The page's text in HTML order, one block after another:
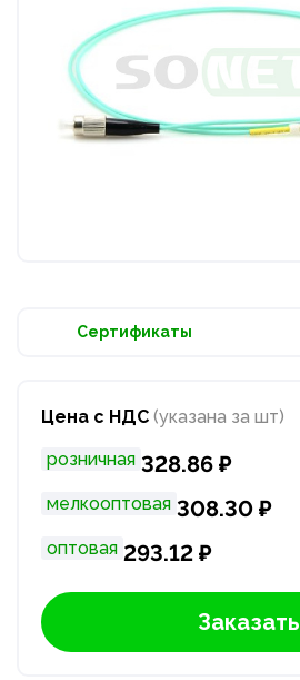
Сертификаты
Цена с НДС (указана за шт)
розничная 328.86 ₽
мелкооптовая 308.30 ₽
оптовая 293.12 ₽
Заказать